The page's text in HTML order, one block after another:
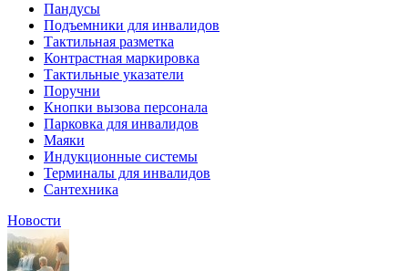
Пандусы
Подъемники для инвалидов
Тактильная разметка
Контрастная маркировка
Тактильные указатели
Поручни
Кнопки вызова персонала
Парковка для инвалидов
Маяки
Индукционные системы
Терминалы для инвалидов
Сантехника
Новости